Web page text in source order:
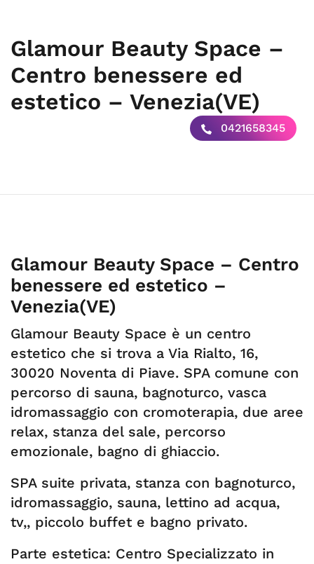
Glamour Beauty Space –
Centro benessere ed
estetico – Venezia(VE)
0421658345
Glamour Beauty Space – Centro
benessere ed estetico –
Venezia(VE)
Glamour Beauty Space è un centro
estetico che si trova a Via Rialto, 16,
30020 Noventa di Piave. SPA comune con
percorso di sauna, bagnoturco, vasca
idromassaggio con cromoterapia, due aree
relax, stanza del sale, percorso
emozionale, bagno di ghiaccio.
SPA suite privata, stanza con bagnoturco,
idromassaggio, sauna, lettino ad acqua,
tv,, piccolo buffet e bagno privato.
Parte estetica: Centro Specializzato in